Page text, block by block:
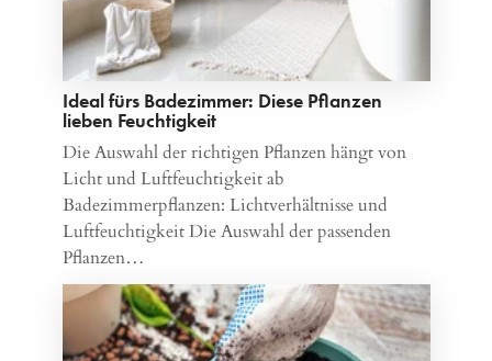
Ideal fürs Badezimmer: Diese Pflanzen
lieben Feuchtigkeit
Die Auswahl der richtigen Pflanzen hängt von
Licht und Luftfeuchtigkeit ab
Badezimmerpflanzen: Lichtverhältnisse und
Luftfeuchtigkeit Die Auswahl der passenden
Pflanzen…